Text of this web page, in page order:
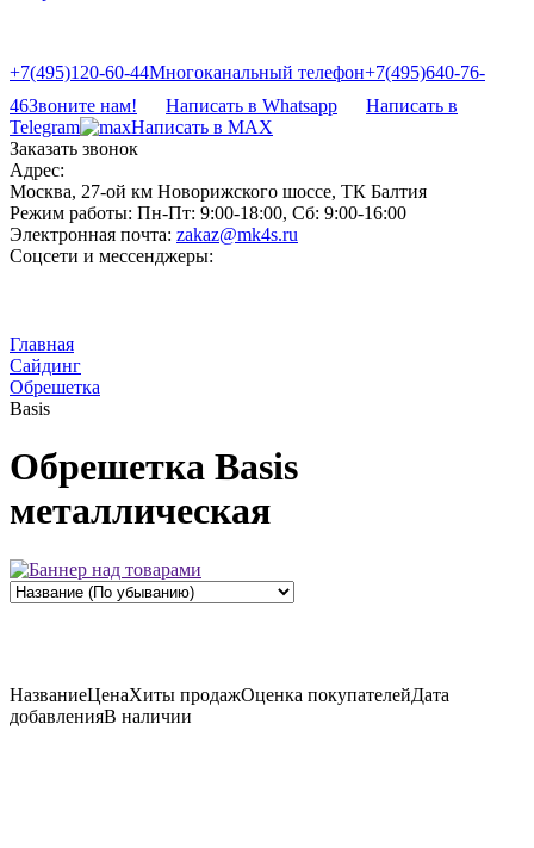
+7(495)120-60-44Многоканальный телефон+7(495)640-76-
46Звоните нам! Написать в Whatsapp
Написать в
Telegram
Написать в MAX
Заказать звонок
Адрес:
Москва, 27-ой км Новорижского шоссе, ТК Балтия
Режим работы: Пн-Пт: 9:00-18:00, Сб: 9:00-16:00
Электронная почта: zakaz@mk4s.ru
Соцсети и мессенджеры:
Главная
Сайдинг
Обрешетка
Basis
Обрешетка Basis
металлическая
НазваниеЦенаХиты продажОценка покупателейДата
добавленияВ наличии